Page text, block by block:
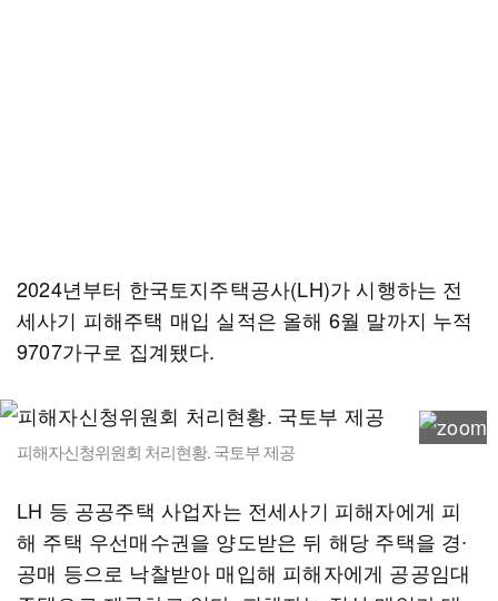
2024년부터 한국토지주택공사(LH)가 시행하는 전
세사기 피해주택 매입 실적은 올해 6월 말까지 누적
9707가구로 집계됐다.
피해자신청위원회 처리현황. 국토부 제공
LH 등 공공주택 사업자는 전세사기 피해자에게 피
해 주택 우선매수권을 양도받은 뒤 해당 주택을 경∙
공매 등으로 낙찰받아 매입해 피해자에게 공공임대